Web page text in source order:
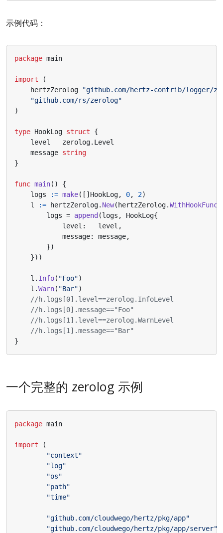
示例代码：
package main
import
(
hertzZerolog
"github.com/hertz-contrib/logger/
"github.com/rs/zerolog"
)
type HookLog struct
{
level
zerolog. Level
message string
}
func main()
{
logs
:= make([] HookLog, 0, 2)
l
:= hertzZerolog. New( hertzZerolog.WithHookFunc
logs = append (logs , HookLog{
level : level ,
message: message,
})
}))
l . Info( "Foo")
l .Warn( "Bar")
//h.logs[0].level==zerolog.InfoLevel
//h.logs[0].message=="Foo"
//h.logs[1].level==zerolog.WarnLevel
//h.logs[1].message=="Bar"
}
一个完整的 zerolog 示例
package main
import
(
"context"
"log"
"os"
"path"
"time"
"github.com/cloudwego/hertz/pkg/app"
"github.com/cloudwego/hertz/pkg/app/server"